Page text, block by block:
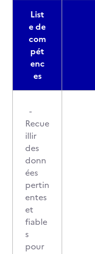
List
e de
com
pét
enc
es
-
Recue
illir
des
donn
ées
pertin
entes
et
fiable
s
pour